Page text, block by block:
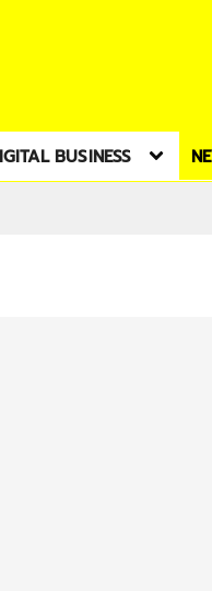
BUSINESS